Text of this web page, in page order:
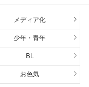
メディア化
少年・青年
BL
お色気